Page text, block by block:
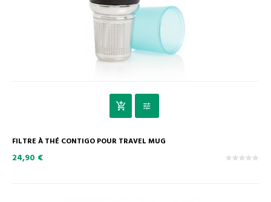
FILTRE À THÉ CONTIGO POUR TRAVEL MUG
24,90 €